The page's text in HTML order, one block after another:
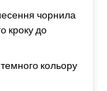
чорнила
кроку до
кольору